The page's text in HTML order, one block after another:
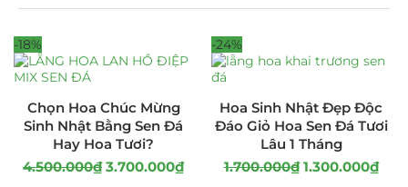
-18%
Chọn Hoa Chúc Mừng
Sinh Nhật Bằng Sen Đá
Hay Hoa Tươi?
4.500.000₫ 3.700.000₫
-24%
Hoa Sinh Nhật Đẹp Độc
Đáo Giỏ Hoa Sen Đá Tươi
Lâu 1 Tháng
1.700.000₫ 1.300.000₫